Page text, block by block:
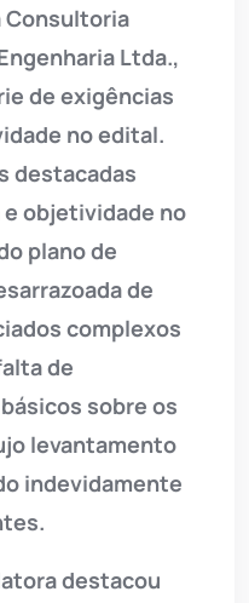
Consultoria
Ltda.,
de exigências
no edital.
destacadas
objetividade no
plano de
de
complexos
de
sobre os
levantamento
indevidamente
destacou